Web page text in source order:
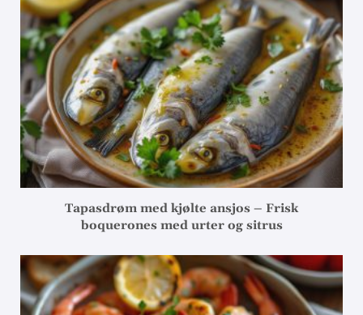
Tapasdrøm med kjølte ansjos – Frisk
boquerones med urter og sitrus